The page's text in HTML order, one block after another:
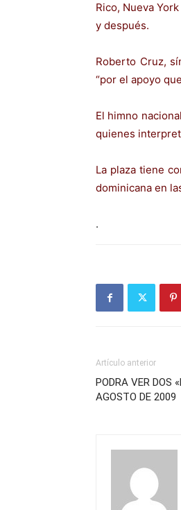
Rico, Nueva
y después.
Roberto Cruz,
“por el apoyo
El himno
quienes
La plaza tiene
dominicana en
.
Artículo anterior
PODRA VER DOS
AGOSTO DE 2009